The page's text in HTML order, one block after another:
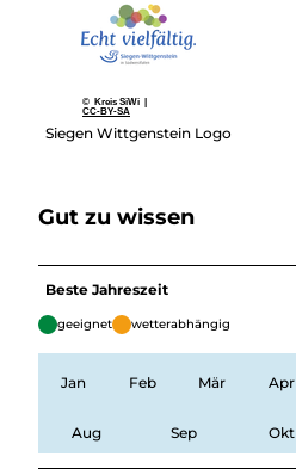
© Kreis SiWi |
CC-BY-SA
Siegen Wittgenstein Logo
Gut zu wissen
Beste Jahreszeit
geeignet wetterabhängig
Jan Feb Mär Apr
Aug Sep Okt